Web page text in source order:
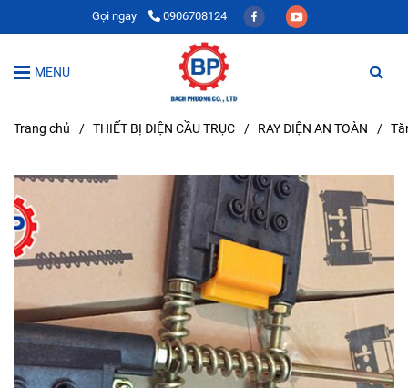
Gọi ngay 0906708124
MENU
Trang chủ / THIẾT BỊ ĐIỆN CẦU TRỤC / RAY ĐIỆN AN TOÀN /